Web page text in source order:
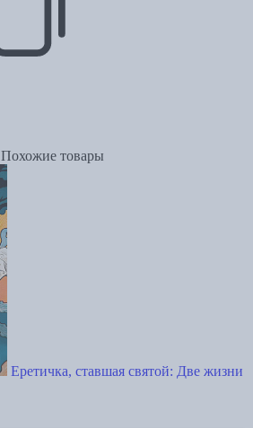
Похожие товары
Еретичка, ставшая святой: Две жизни